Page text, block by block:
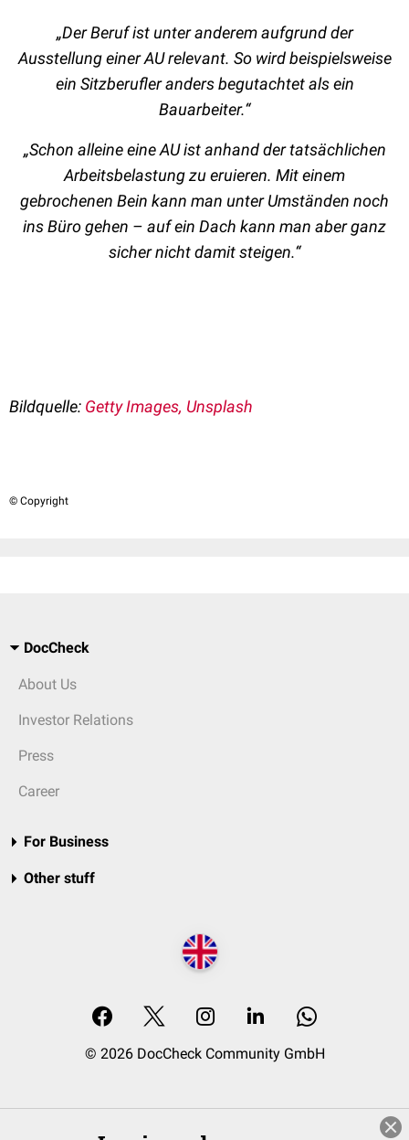
„Der Beruf ist unter anderem aufgrund der
Ausstellung einer AU relevant. So wird beispielsweise
ein Sitzberufler anders begutachtet als ein
Bauarbeiter.“
„Schon alleine eine AU ist anhand der tatsächlichen
Arbeitsbelastung zu eruieren. Mit einem
gebrochenen Bein kann man unter Umständen noch
ins Büro gehen – auf ein Dach kann man aber ganz
sicher nicht damit steigen.“
Bildquelle: Getty Images, Unsplash
© Copyright
DocCheck
About Us
Investor Relations
Press
Career
For Business
Other stuff
© 2026 DocCheck Community GmbH